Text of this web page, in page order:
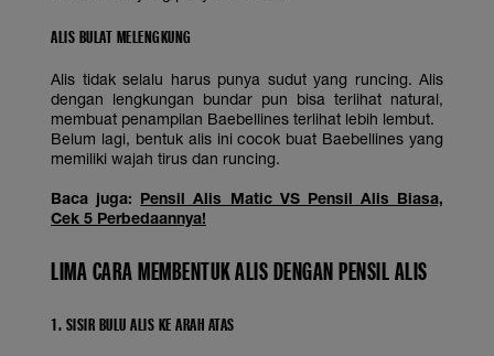
ALIS BULAT MELENGKUNG
Alis tidak selalu harus punya sudut yang runcing. Alis
dengan lengkungan bundar pun bisa terlihat natural,
membuat penampilan Baebellines terlihat lebih lembut.
Belum lagi, bentuk alis ini cocok buat Baebellines yang
memiliki wajah tirus dan runcing.
Baca juga: Pensil Alis Matic VS Pensil Alis Biasa,
Cek 5 Perbedaannya!
LIMA CARA MEMBENTUK ALIS DENGAN PENSIL ALIS
1. SISIR BULU ALIS KE ARAH ATAS